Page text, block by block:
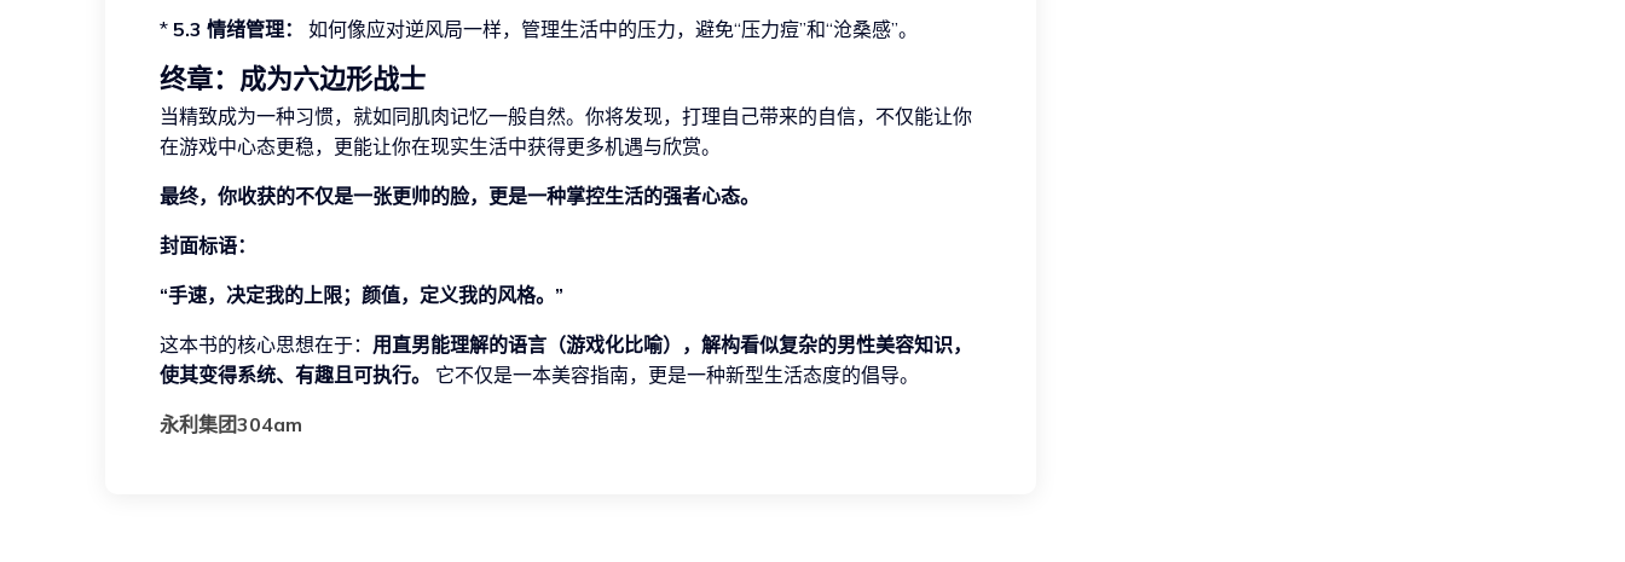
* 5.3 情绪管理： 如何像应对逆风局一样，管理生活中的压力，避免“压力痘”和“沧桑感”。
终章：成为六边形战士
当精致成为一种习惯，就如同肌肉记忆一般自然。你将发现，打理自己带来的自信，不仅能让你
在游戏中心态更稳，更能让你在现实生活中获得更多机遇与欣赏。
最终，你收获的不仅是一张更帅的脸，更是一种掌控生活的强者心态。
封面标语：
“手速，决定我的上限；颜值，定义我的风格。”
这本书的核心思想在于： 用直男能理解的语言（游戏化比喻），解构看似复杂的男性美容知识，
使其变得系统、有趣且可执行。
它不仅是一本美容指南，更是一种新型生活态度的倡导。
永利集团304am